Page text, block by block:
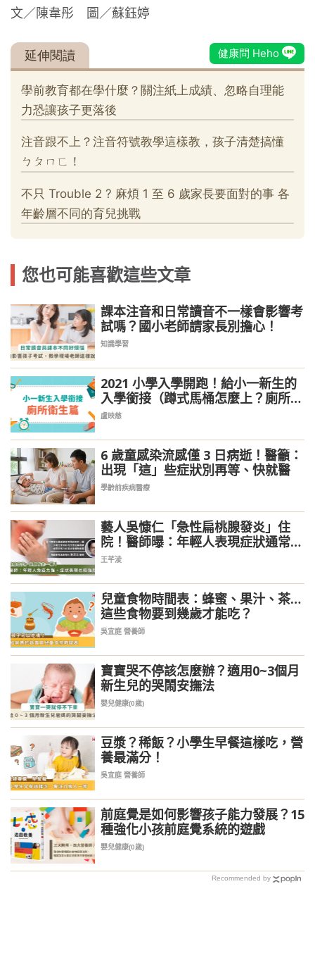
文／陳韋彤 圖／蘇鈺婷
您也可能喜歡這些文章
課本注音和日常讀音不一樣會影響考
試嗎？國小老師請家長別擔心！
知識學習
2021 小學入學開跑！給小一新生的
入學銜接（蹲式馬桶怎麼上？廁所、
衛生自理篇）
盧映慈
6 歲童感染流感僅 3 日病逝！醫籲：
出現「這」些症狀別再等、快就醫
學齡前疾病醫療
藝人吳慷仁「急性扁桃腺發炎」住
院！醫師曝：年輕人表現症狀通常較
嚴重
王芊淩
兒童食物時間表：蜂蜜、果汁、茶…
這些食物要到幾歲才能吃？
吳宜庭 營養師
寶寶哭不停該怎麼辦？適用0~3個月
新生兒的哭鬧安撫法
嬰兒健康(0歲)
豆漿？稀飯？小學生早餐這樣吃，營
養最滿分！
吳宜庭 營養師
前庭覺是如何影響孩子能力發展？15
種強化小孩前庭覺系統的遊戲
嬰兒健康(0歲)
Recommended by